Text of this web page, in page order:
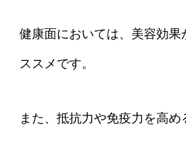
健康面においては、美容効
ススメです。
また、抵抗力や免疫力を高め